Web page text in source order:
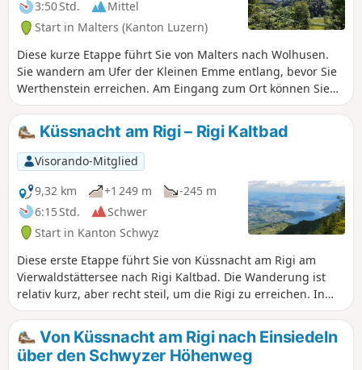
3:50 Std.
Mittel
Start in Malters (Kanton Luzern)
Diese kurze Etappe führt Sie von Malters nach Wolhusen.
Sie wandern am Ufer der Kleinen Emme entlang, bevor Sie
Werthenstein erreichen. Am Eingang zum Ort können Sie
das imposante Kloster bewundern, eine wichtige
Pilgerstätte der Via Jacobi.
Küssnacht am Rigi – Rigi Kaltbad
Visorando-Mitglied
9,32 km
+1 249 m
-245 m
6:15 Std.
Schwer
Start in Kanton Schwyz
Diese erste Etappe führt Sie von Küssnacht am Rigi am
Vierwaldstättersee nach Rigi Kaltbad. Die Wanderung ist
relativ kurz, aber recht steil, um die Rigi zu erreichen. In
Rigi Staffel genießen Sie einen Panoramablick auf das
Alpenmassiv, den Vierwaldstättersee, den Sempachersee
und den Zugersee. Die Rigi ist dank sieben Seilbahnen und
zwei Standseilbahnen aus allen Richtungen erreichbar.
Von Küssnacht am Rigi nach Einsiedeln
über den Schwyzer Höhenweg